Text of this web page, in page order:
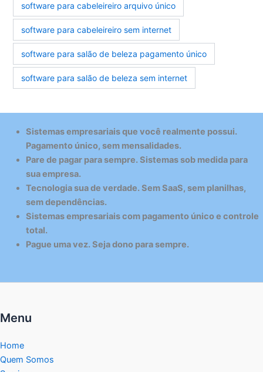
software para cabeleireiro arquivo único
software para cabeleireiro sem internet
software para salão de beleza pagamento único
software para salão de beleza sem internet
Sistemas empresariais que você realmente possui.
Pagamento único, sem mensalidades.
Pare de pagar para sempre. Sistemas sob medida para
sua empresa.
Tecnologia sua de verdade. Sem SaaS, sem planilhas,
sem dependências.
Sistemas empresariais com pagamento único e controle
total.
Pague uma vez. Seja dono para sempre.
Menu
Home
Quem Somos